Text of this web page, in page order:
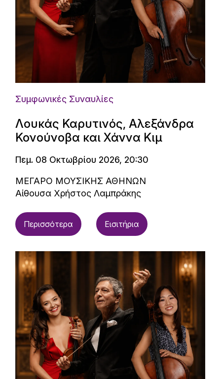
Συμφωνικές Συναυλίες
Λουκάς Καρυτινός, Αλεξάνδρα
Κονούνοβα και Χάννα Κιμ
Πεμ. 08 Οκτωβρίου 2026, 20:30
ΜΕΓΑΡΟ ΜΟΥΣΙΚΗΣ ΑΘΗΝΩΝ
Αίθουσα Χρήστος Λαμπράκης
Περισσότερα Εισιτήρια